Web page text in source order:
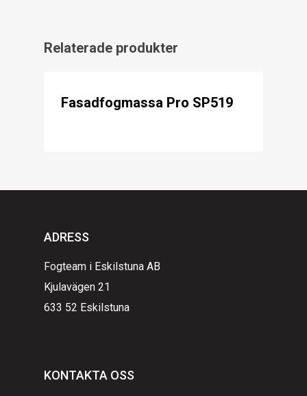
Relaterade produkter
Fasadfogmassa Pro SP519
ADRESS
Fogteam i Eskilstuna AB
Kjulavägen 21
633 52 Eskilstuna
KONTAKTA OSS